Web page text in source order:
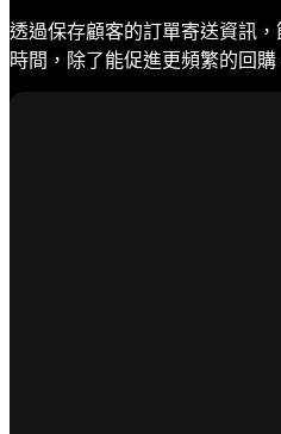
透過保存顧客的訂單寄送資訊
時間，除了能促進更頻繁的回